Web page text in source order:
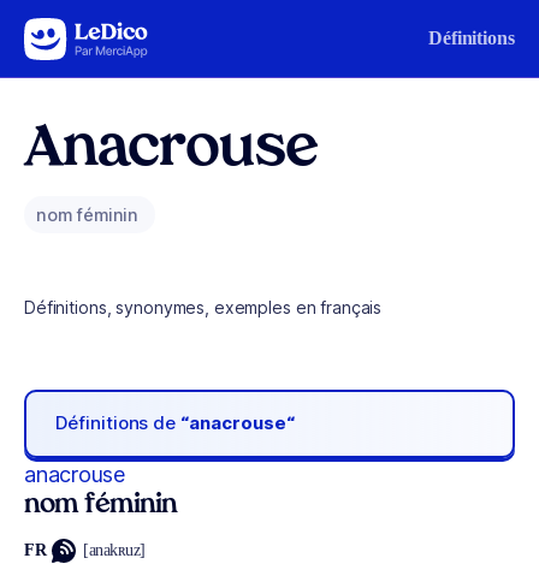
Aller au contenu Définitions
Anacrouse
nom féminin
Définitions, synonymes, exemples en français
Définitions de “anacrouse“
anacrouse
nom féminin
FR [anakʀuz]